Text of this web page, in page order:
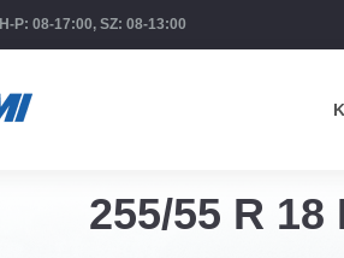
H-P: 08-17:00, SZ: 08-13:00
255/55 R